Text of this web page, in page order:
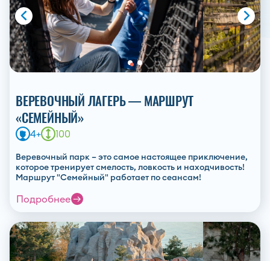
ВЕРЕВОЧНЫЙ ЛАГЕРЬ — МАРШРУТ
«СЕМЕЙНЫЙ»
4+ 100
Веревочный парк – это самое настоящее приключение,
которое тренирует смелость, ловкость и находчивость!
Маршрут "Семейный" работает по сеансам!
Подробнее